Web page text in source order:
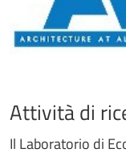
Attività di
Il Laboratorio di